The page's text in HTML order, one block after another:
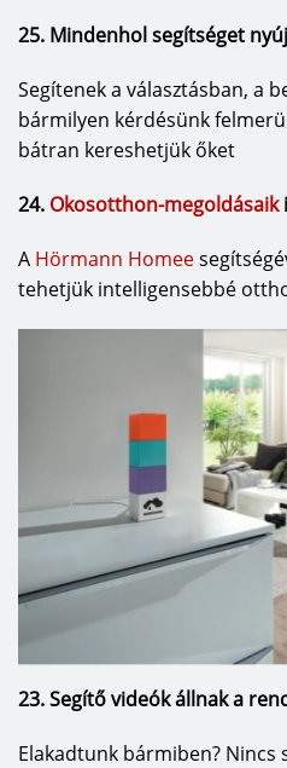
25. Mindenhol segítséget
Segítenek a választásban, a
bármilyen kérdésünk
bátran kereshetjük őket
24. Okosotthon-megoldásaik
A Hörmann Homee
tehetjük intelligensebbé
23. Segítő videók állnak a
Elakadtunk bármiben? Nincs